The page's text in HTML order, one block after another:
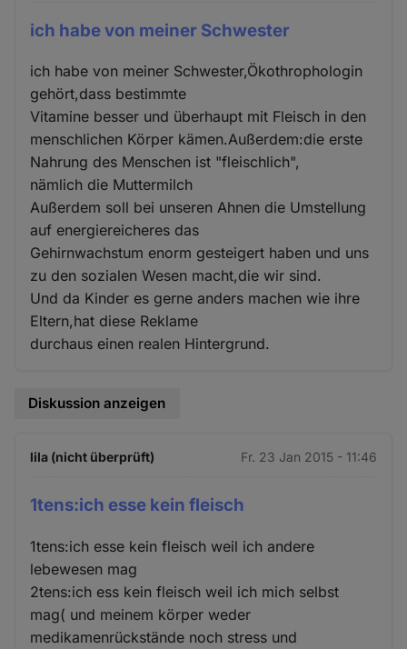
ich habe von meiner Schwester
ich habe von meiner Schwester,Ökothrophologin
gehört,dass bestimmte
Vitamine besser und überhaupt mit Fleisch in den
menschlichen Körper kämen.Außerdem:die erste
Nahrung des Menschen ist "fleischlich",
nämlich die Muttermilch
Außerdem soll bei unseren Ahnen die Umstellung
auf energiereicheres das
Gehirnwachstum enorm gesteigert haben und uns
zu den sozialen Wesen macht,die wir sind.
Und da Kinder es gerne anders machen wie ihre
Eltern,hat diese Reklame
durchaus einen realen Hintergrund.
Diskussion anzeigen
lila (nicht überprüft) Fr. 23 Jan 2015 - 11:46
1tens:ich esse kein fleisch
1tens:ich esse kein fleisch weil ich andere
lebewesen mag
2tens:ich ess kein fleisch weil ich mich selbst
mag( und meinem körper weder
medikamenrückstände noch stress und